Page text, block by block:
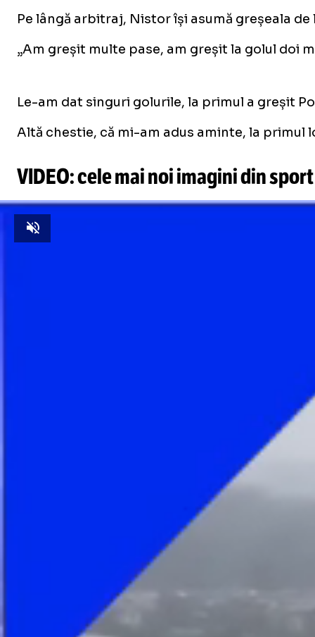
Pe lângă arbitraj, Nistor își asumă greșeala
„Am greșit multe pase, am greșit la golul doi
Unmute
Le-am dat singuri golurile, la primul a greșit
Altă chestie, că mi-am adus aminte, la primul
VIDEO: cele mai noi imagini din sport
Unmute